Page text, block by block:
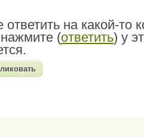
на какой-то
(ответить) у